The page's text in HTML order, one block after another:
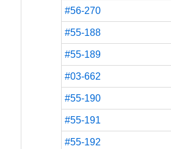
#56-270
#55-188
#55-189
#03-662
#55-190
#55-191
#55-192